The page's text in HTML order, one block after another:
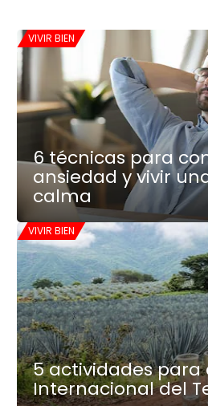
VIVIR BIEN
6 técnicas para
ansiedad y vivir
calma
VIVIR BIEN
5 actividades para
Internacional del